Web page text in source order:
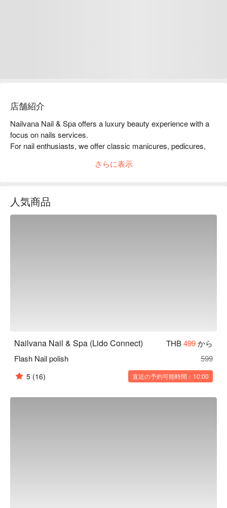
店舗紹介
Nailvana Nail & Spa offers a luxury beauty experience with a
focus on nails services.
For nail enthusiasts, we offer classic manicures, pedicures,
Experienced nail technicians use top-quality products and
At Nailvana Nail & Spa, we prioritize hygiene and safety,
following strict sanitization protocols to maintain a clean and
さらに表示
人気商品
Nailvana Nail & Spa (Lido Connect) THB499から
Flash Nail polish
599
5 (16) 直近の予約可能時間：10:00